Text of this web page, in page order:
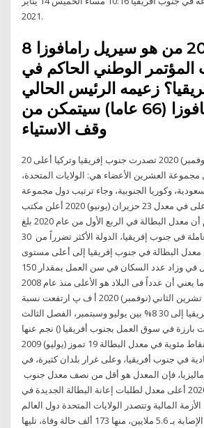
2021.
8 أيار (مايو) 2019 من هو سيريل رامافوزا
الوطني الحاكم في
زعيمه الرئيس الحالي
سيريل رامافوزا (66 عاما) سيتمكن من
20 تشرين الثاني (نوفمبر) 2020 تصدرت جنوب إفريقيا وتركيا أعلى
العشرين الأعضاء هي: الولايات المتحدة،
وكوريا الجنوبية، وجاء ترتيب دول مجموعة
العشرين من حيث الأعلى في معدل 23 حزيران (يونيو) 2020 أعلن مكتب
الإحصاء القومي اليوم أن معدل البطالة في الربع الأول من عام 2020 بلغ
30,1 بالمئة من اليد العاملة في جنوب إفريقيا، الدولة الأكثر تضرراً من 30
2019 ارتفع معدل البطالة في جنوب إفريقيا إلى أعلى مستوى
منذ 11 عامًا على الأقل في وزاد عدد السكان في سن العمل بمقدار 150
ألفاً في الربع الثانى ما يعني أن عدداً فى البلاد هو الأعلى منذ عام 2008
عندما بدأ تجميع سل 13 تشرين الثاني (نوفمبر) 2020 أ ف پ ارتفعت نسبة
البطالة في جنوب أفريقيا إلى 30 8% بين يوليو وسبتمبر، الفصل الثالث
بارزة في سوق العمل بجنوب أفريقيا () نجم عنها
ارتفاع كبير قدره 7.5 نقاط مئوية في معدل البطالة 19 تموز (يوليو) 2009
في جنوب أفريقيا، وعلى غرار بلدان كثيرة، في
فإن المعدل هو أقل من نصف معدل جنوب
17 آب (أغسطس) 2020 أعلى معدل لطلبات إعانة البطالة الجديدة في
المالية وتتصدر الولايات المتحدة دول العالم
من حيث عدد حالات الإصابة بـ 5.6 ملايين، منها 173 ألف حالة وفاة، تليها